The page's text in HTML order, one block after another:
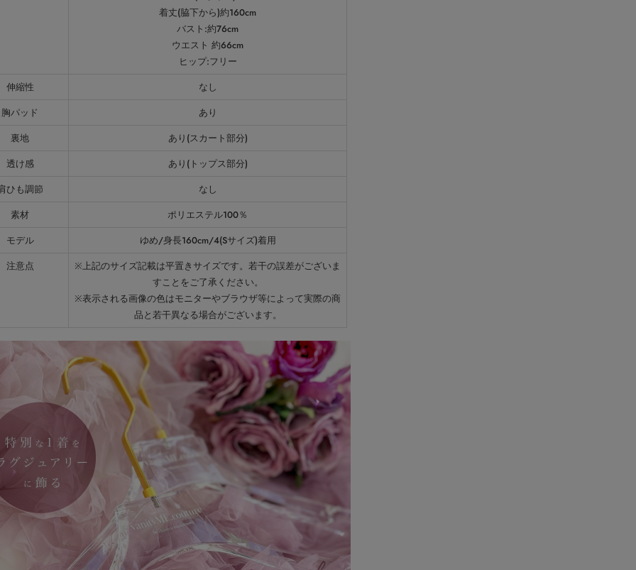
着丈(脇下から)約160cm
バスト:約76cm
ウエスト 約66cm
ヒップ:フリー
伸縮性
なし
胸パッド
あり
裏地
あり(スカート部分)
透け感
あり(トップス部分)
ひも調節
なし
素材
ポリエステル100％
モデル
ゆめ/身長160cm/4(Sサイズ)着用
注意点
※上記のサイズ記載は平置きサイズです。若干の誤差がございま
すことをご了承ください。
※表示される画像の色はモニターやブラウザ等によって実際の商
品と若干異なる場合がございます。